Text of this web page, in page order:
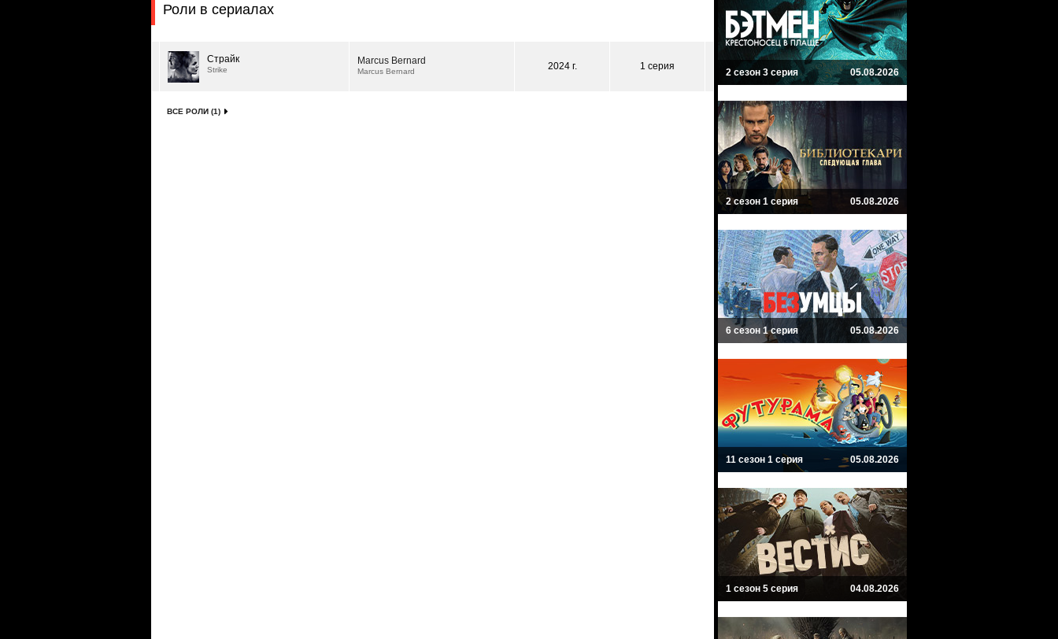
Роли в сериалах
Страйк
Strike
Marcus Bernard
Marcus Bernard 2024 г. 1 серия
ВСЕ РОЛИ (1)
2 сезон 3 серия 05.08.2026
2 сезон 1 серия 05.08.2026
6 сезон 1 серия 05.08.2026
11 сезон 1 серия 05.08.2026
1 сезон 5 серия 04.08.2026